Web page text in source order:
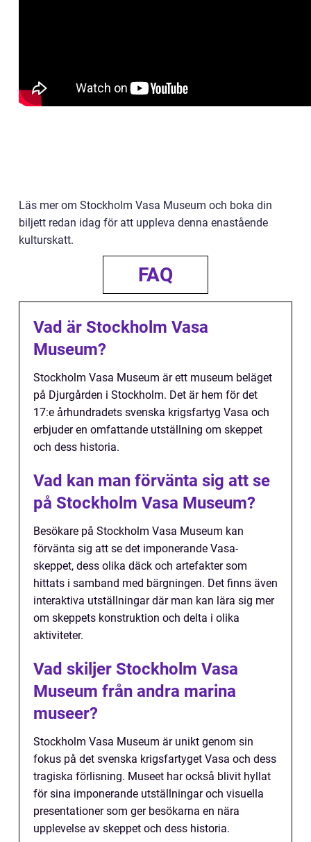
Läs mer om Stockholm Vasa Museum och boka din
biljett redan idag för att uppleva denna enastående
kulturskatt.
FAQ
Vad är Stockholm Vasa
Museum?
Stockholm Vasa Museum är ett museum beläget
på Djurgården i Stockholm. Det är hem för det
17:e århundradets svenska krigsfartyg Vasa och
erbjuder en omfattande utställning om skeppet
och dess historia.
Vad kan man förvänta sig att se
på Stockholm Vasa Museum?
Besökare på Stockholm Vasa Museum kan
förvänta sig att se det imponerande Vasa-
skeppet, dess olika däck och artefakter som
hittats i samband med bärgningen. Det finns även
interaktiva utställningar där man kan lära sig mer
om skeppets konstruktion och delta i olika
aktiviteter.
Vad skiljer Stockholm Vasa
Museum från andra marina
museer?
Stockholm Vasa Museum är unikt genom sin
fokus på det svenska krigsfartyget Vasa och dess
tragiska förlisning. Museet har också blivit hyllat
för sina imponerande utställningar och visuella
presentationer som ger besökarna en nära
upplevelse av skeppet och dess historia.